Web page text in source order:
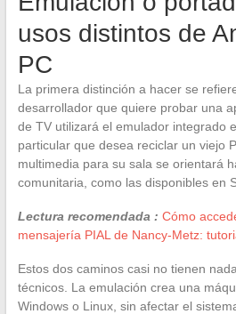
usos distintos de
PC
La primera distinción a hacer se
desarrollador que quiere probar una
de TV utilizará el emulador integrado
particular que desea reciclar un viejo
multimedia para su sala se orientará
comunitaria, como las disponibles en
Lectura recomendada : Cómo
mensajería PIAL de Nancy-Metz:
Estos dos caminos casi no tienen
técnicos. La emulación crea una
Windows o Linux, sin afectar el